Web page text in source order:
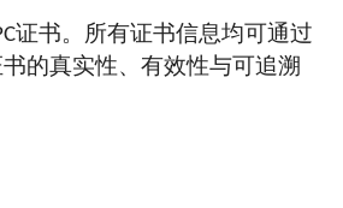
证书。所有证书信息均可通过
的真实性、有效性与可追溯